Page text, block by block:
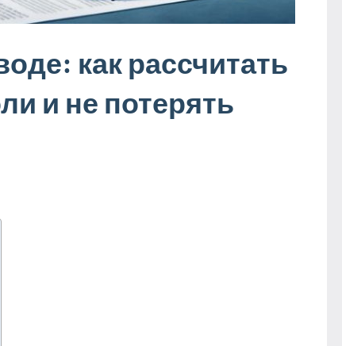
как рассчитать
и не потерять